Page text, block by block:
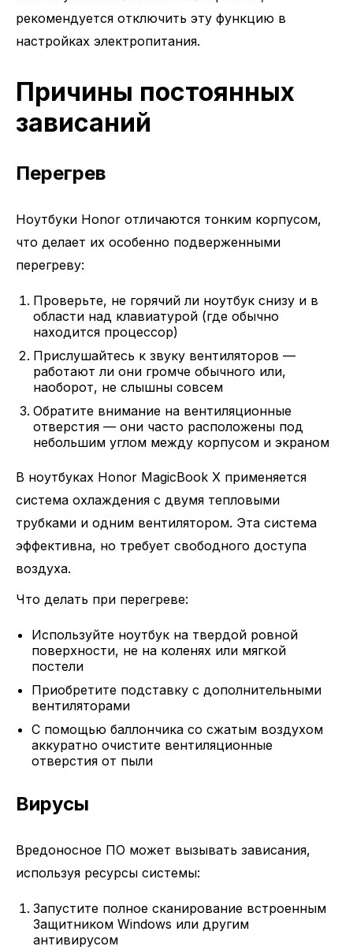
рекомендуется отключить эту функцию в
настройках электропитания.
Причины постоянных
зависаний
Перегрев
Ноутбуки Honor отличаются тонким корпусом,
что делает их особенно подверженными
перегреву:
Проверьте, не горячий ли ноутбук снизу и в
области над клавиатурой (где обычно
находится процессор)
Прислушайтесь к звуку вентиляторов —
работают ли они громче обычного или,
наоборот, не слышны совсем
Обратите внимание на вентиляционные
отверстия — они часто расположены под
небольшим углом между корпусом и экраном
В ноутбуках Honor MagicBook X применяется
система охлаждения с двумя тепловыми
трубками и одним вентилятором. Эта система
эффективна, но требует свободного доступа
воздуха.
Что делать при перегреве:
Используйте ноутбук на твердой ровной
поверхности, не на коленях или мягкой
постели
Приобретите подставку с дополнительными
вентиляторами
С помощью баллончика со сжатым воздухом
аккуратно очистите вентиляционные
отверстия от пыли
Вирусы
Вредоносное ПО может вызывать зависания,
используя ресурсы системы:
Запустите полное сканирование встроенным
Защитником Windows или другим
антивирусом